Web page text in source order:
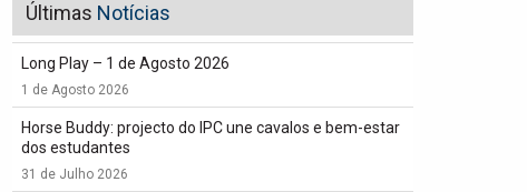
Últimas Notícias
Long Play – 1 de Agosto 2026
1 de Agosto 2026
Horse Buddy: projecto do IPC une cavalos e bem-estar
dos estudantes
31 de Julho 2026